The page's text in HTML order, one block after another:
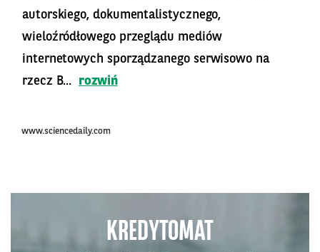
autorskiego, dokumentalistycznego,
wieloźródłowego przeglądu mediów
internetowych sporządzanego serwisowo na
rzecz B...
rozwiń
www.sciencedaily.com
KREDYTOMAT